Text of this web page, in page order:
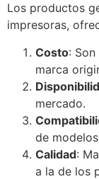
Los productos
impresoras,
Costo:
marca
mercado.
de
Calidad:
a la de los